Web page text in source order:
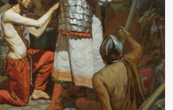
Услуги
Контакты